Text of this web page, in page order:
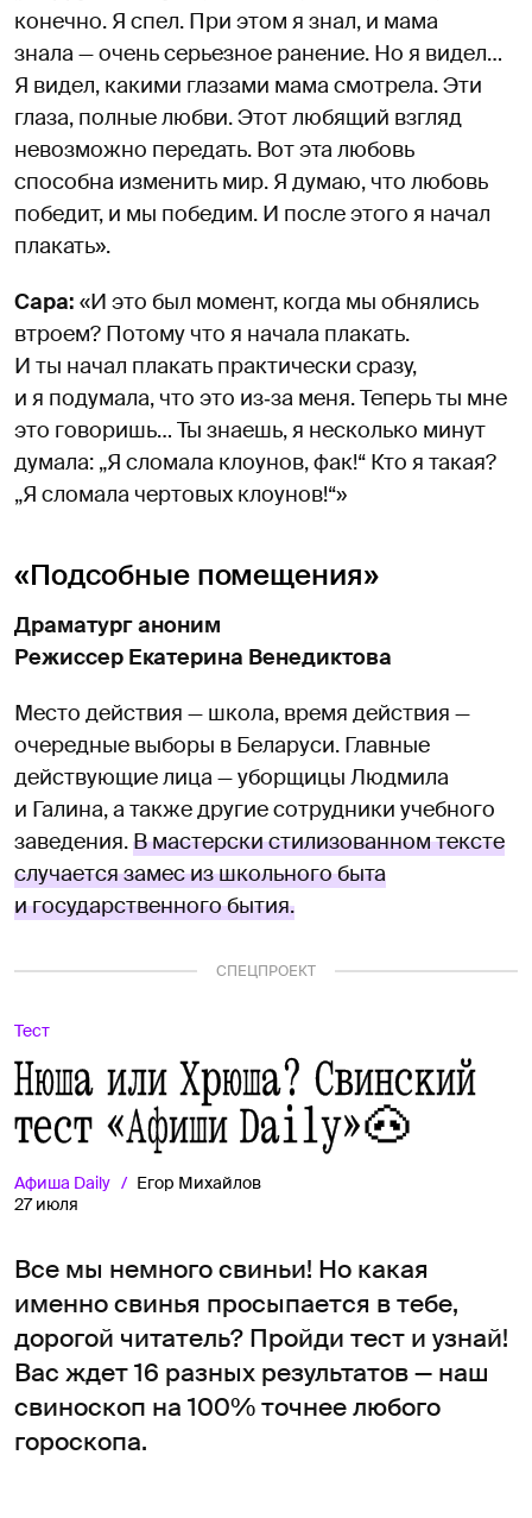
конечно. Я спел. При этом я знал, и мама
знала — очень серьезное ранение. Но я видел…
Я видел, какими глазами мама смотрела. Эти
глаза, полные любви. Этот любящий взгляд
невозможно передать. Вот эта любовь
способна изменить мир. Я думаю, что любовь
победит, и мы победим. И после этого я начал
плакать».
Сара: «И это был момент, когда мы обнялись
втроем? Потому что я начала плакать.
И ты начал плакать практически сразу,
и я подумала, что это из‑за меня. Теперь ты мне
это говоришь… Ты знаешь, я несколько минут
думала: „Я сломала клоунов, фак!“ Кто я такая?
„Я сломала чертовых клоунов!“»
«Подсобные помещения»
Драматург аноним
Режиссер Екатерина Венедиктова
Место действия — школа, время действия —
очередные выборы в Беларуси. Главные
действующие лица — уборщицы Людмила
и Галина, а также другие сотрудники учебного
заведения.В мастерски стилизованном тексте
случается замес из школьного быта
и государственного бытия.
СПЕЦПРОЕКТ
Тест
Нюша или Хрюша? Свинский
тест «Афиши Daily»🐽
Афиша Daily
Егор Михайлов
27 июля
Все мы немного свиньи! Но какая
именно свинья просыпается в тебе,
дорогой читатель? Пройди тест и узнай!
Вас ждет 16 разных результатов — наш
свиноскоп на 100% точнее любого
гороскопа.